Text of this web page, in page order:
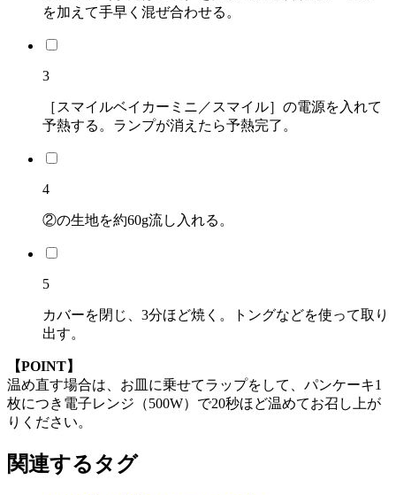
を加えて手早く混ぜ合わせる。
3
［スマイルベイカーミニ／スマイル］の電源を入れて
予熱する。ランプが消えたら予熱完了。
4
②の生地を約60g流し入れる。
5
カバーを閉じ、3分ほど焼く。トングなどを使って取り
出す。
【POINT】
温め直す場合は、お皿に乗せてラップをして、パンケーキ1
枚につき電子レンジ（500W）で20秒ほど温めてお召し上が
りください。
関連するタグ